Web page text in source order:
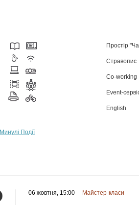
Простір
Стравопис
Co-working
Event-
English
Минулі Події
06 жовтня, 15:00 Майстер-класи